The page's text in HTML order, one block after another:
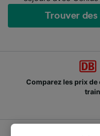
Trouver
Comparez les prix